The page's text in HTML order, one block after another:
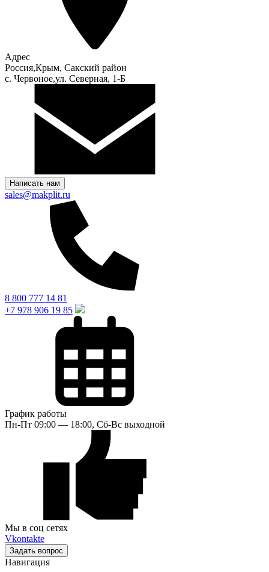
Адрес
Россия,Крым, Сакский район
с. Червоное,ул. Северная, 1-Б
Написать нам
sales@makplit.ru
8 800 777 14 81
+7 978 906 19 85
График работы
Пн-Пт 09:00 — 18:00, Сб-Вс выходной
Мы в соц сетях
Vkontakte
Задать вопрос
Навигация